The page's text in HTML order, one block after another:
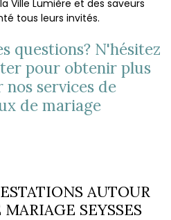
Ville Lumière et des saveurs
tous leurs invités.
questions? N'hésitez
pour obtenir plus
services de
de mariage
AUTOUR
SEYSSES